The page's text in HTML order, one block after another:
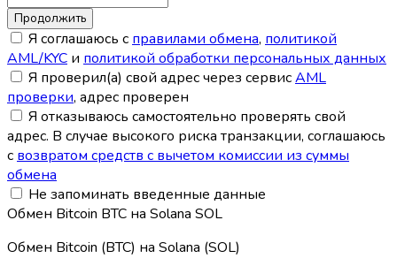
Я соглашаюсь с правилами обмена, политикой
AML/KYC и политикой обработки персональных данных
Я проверил(а) свой адрес через сервисAML
проверки, адрес проверен
Я отказываюсь самостоятельно проверять свой
адрес. В случае высокого риска транзакции, соглашаюсь
с возвратом средств с вычетом комиссии из суммы
обмена
Не запоминать введенные данные
Обмен Bitcoin BTC на Solana SOL
Обмен Bitcoin (BTC) на Solana (SOL)